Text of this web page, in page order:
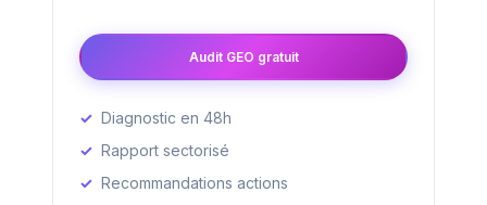
Audit GEO gratuit
Diagnostic en 48h
Rapport sectorisé
Recommandations actions